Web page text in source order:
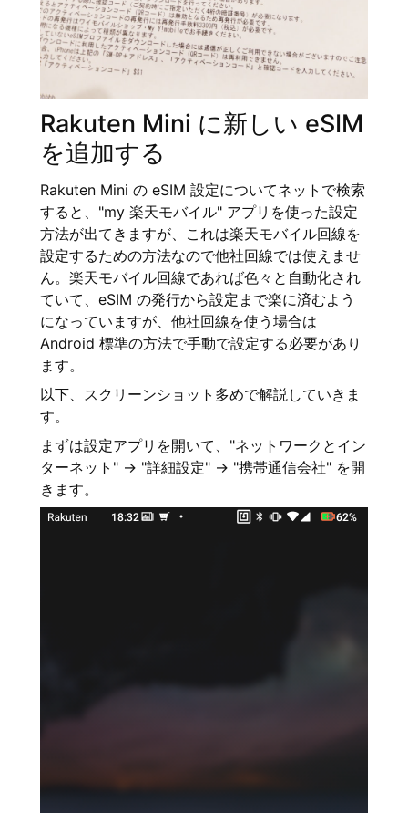
Rakuten Mini に新しい eSIM
を追加する
Rakuten Mini の eSIM 設定についてネットで検索
すると、"my 楽天モバイル" アプリを使った設定
方法が出てきますが、これは楽天モバイル回線を
設定するための方法なので他社回線では使えませ
ん。楽天モバイル回線であれば色々と自動化され
ていて、eSIM の発行から設定まで楽に済むよう
になっていますが、他社回線を使う場合は
Android 標準の方法で手動で設定する必要があり
ます。
以下、スクリーンショット多めで解説していきま
す。
まずは設定アプリを開いて、"ネットワークとイン
ターネット" → "詳細設定" → "携帯通信会社" を開
きます。